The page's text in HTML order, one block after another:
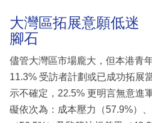
大灣區拓展意願低迷
腳石
儘管大灣區市場龐大，但本港青
11.3% 受訪者計劃或已成功拓展
示不確定，22.5% 更明言無意進
礙依次為：成本壓力（57.9%）